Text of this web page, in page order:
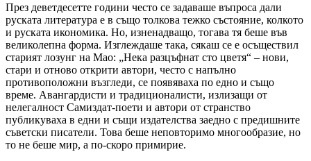
През деветдесетте години често се задаваше въпроса дали
руската литература е в също толкова тежко състояние, колкото
и руската икономика. Но, изненадващо, тогава тя беше във
великолепна форма. Изглеждаше така, сякаш се е осъществил
старият лозунг на Мао: „Нека разцъфнат сто цветя“ – нови,
стари и отново открити автори, често с напълно
противоположни възгледи, се появяваха по едно и също
време. Авангардисти и традиционалисти, излизащи от
нелегалност Самиздат-поети и автори от странство
публикуваха в едни и същи издателства заедно с предишните
съветски писатели. Това беше неповторимо многообразие, но
то не беше мир, а по-скоро примирие.